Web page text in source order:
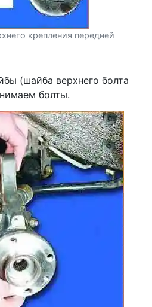
крепления передней
(шайба верхнего болта
болты.